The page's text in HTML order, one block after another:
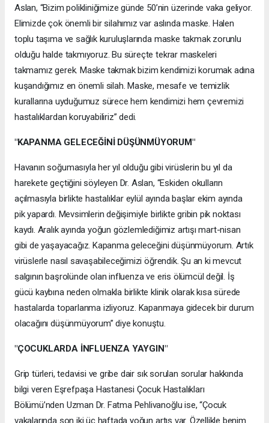
Aslan, “Bizim polikliniğimize günde 50’nin üzerinde vaka geliyor.
Elimizde çok önemli bir silahımız var aslında maske. Halen
toplu taşıma ve sağlık kuruluşlarında maske takmak zorunlu
olduğu halde takmıyoruz. Bu süreçte tekrar maskeleri
takmamız gerek. Maske takmak bizim kendimizi korumak adına
kuşandığımız en önemli silah. Maske, mesafe ve temizlik
kurallarına uyduğumuz sürece hem kendimizi hem çevremizi
hastalıklardan koruyabiliriz” dedi.
"KAPANMA GELECEĞİNİ DÜŞÜNMÜYORUM"
Havanın soğumasıyla her yıl olduğu gibi virüslerin bu yıl da
harekete geçtiğini söyleyen Dr. Aslan, “Eskiden okulların
açılmasıyla birlikte hastalıklar eylül ayında başlar ekim ayında
pik yapardı. Mevsimlerin değişimiyle birlikte gribin pik noktası
kaydı. Aralık ayında yoğun gözlemlediğimiz artışı mart-nisan
gibi de yaşayacağız. Kapanma geleceğini düşünmüyorum. Artık
virüslerle nasıl savaşabileceğimizi öğrendik. Şu an ki mevcut
salgının başrolünde olan influenza ve eris ölümcül değil. İş
gücü kaybına neden olmakla birlikte klinik olarak kısa sürede
hastalarda toparlanma izliyoruz. Kapanmaya gidecek bir durum
olacağını düşünmüyorum” diye konuştu.
"ÇOCUKLARDA İNFLUENZA YAYGIN"
Grip türleri, tedavisi ve gribe dair sık sorulan sorular hakkında
bilgi veren Eşrefpaşa Hastanesi Çocuk Hastalıkları
Bölümü’nden Uzman Dr. Fatma Pehlivanoğlu ise, “Çocuk
vakalarında son iki üç haftada yoğun artış var. Özellikle benim